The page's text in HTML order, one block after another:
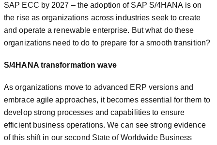
SAP ECC by 2027 – the adoption of SAP S/4HANA is on
the rise as organizations across industries seek to create
and operate a renewable enterprise. But what do these
organizations need to do to prepare for a smooth transition?
S/4HANA transformation wave
As organizations move to advanced ERP versions and
embrace agile approaches, it becomes essential for them to
develop strong processes and capabilities to ensure
efficient business operations. We can see strong evidence
of this shift in our second State of Worldwide Business